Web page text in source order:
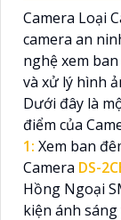
Camera Loại
camera an
nghệ xem
và xử lý hình
Dưới đây là
điểm của
1: Xem ban
Camera DS-
Hồng Ngoại
kiện ánh